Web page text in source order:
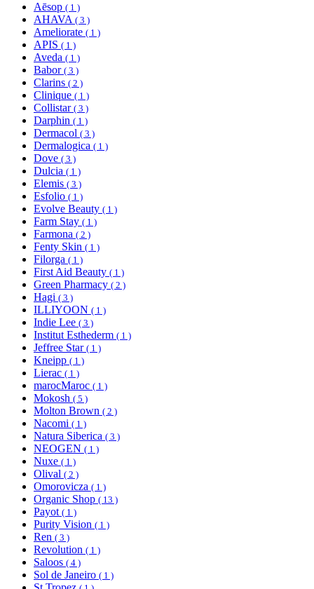
Aēsop ( 1 )
AHAVA ( 3 )
Ameliorate ( 1 )
APIS ( 1 )
Aveda ( 1 )
Babor ( 3 )
Clarins ( 2 )
Clinique ( 1 )
Collistar ( 3 )
Darphin ( 1 )
Dermacol ( 3 )
Dermalogica ( 1 )
Dove ( 3 )
Dulcia ( 1 )
Elemis ( 3 )
Esfolio ( 1 )
Evolve Beauty ( 1 )
Farm Stay ( 1 )
Farmona ( 2 )
Fenty Skin ( 1 )
Filorga ( 1 )
First Aid Beauty ( 1 )
Green Pharmacy ( 2 )
Hagi ( 3 )
ILLIYOON ( 1 )
Indie Lee ( 3 )
Institut Esthederm ( 1 )
Jeffree Star ( 1 )
Kneipp ( 1 )
Lierac ( 1 )
marocMaroc ( 1 )
Mokosh ( 5 )
Molton Brown ( 2 )
Nacomi ( 1 )
Natura Siberica ( 3 )
NEOGEN ( 1 )
Nuxe ( 1 )
Olival ( 2 )
Omorovicza ( 1 )
Organic Shop ( 13 )
Payot ( 1 )
Purity Vision ( 1 )
Ren ( 3 )
Revolution ( 1 )
Saloos ( 4 )
Sol de Janeiro ( 1 )